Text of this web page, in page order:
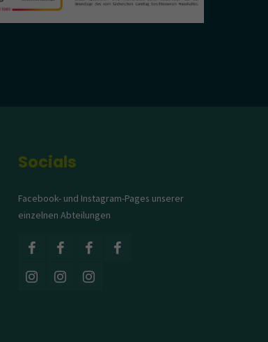
Socials
Facebook- und Instagram-Pages unserer
einzelnen Abteilungen